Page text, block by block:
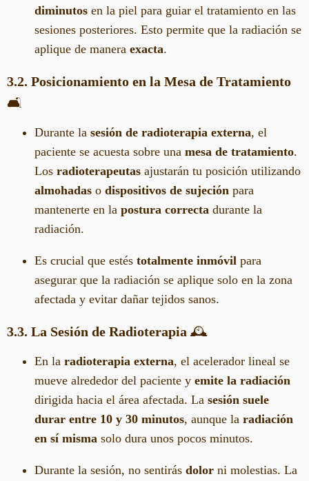
diminutos en la piel para guiar el tratamiento en las
sesiones posteriores. Esto permite que la radiación se
aplique de manera exacta.
3.2. Posicionamiento en la Mesa de Tratamiento
🛋️
Durante la sesión de radioterapia externa, el
paciente se acuesta sobre una mesa de tratamiento.
Los radioterapeutas ajustarán tu posición utilizando
almohadas o dispositivos de sujeción para
mantenerte en la postura correcta durante la
radiación.
Es crucial que estés totalmente inmóvil para
asegurar que la radiación se aplique solo en la zona
afectada y evitar dañar tejidos sanos.
3.3. La Sesión de Radioterapia 🕰️
En la radioterapia externa, el acelerador lineal se
mueve alrededor del paciente y emite la radiación
dirigida hacia el área afectada. La sesión suele
durar entre 10 y 30 minutos, aunque la radiación
en sí misma solo dura unos pocos minutos.
Durante la sesión, no sentirás dolor ni molestias. La